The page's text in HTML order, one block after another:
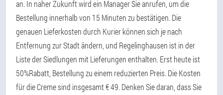
an. In naher Zukunft wird ein Manager Sie anrufen, um die
Bestellung innerhalb von 15 Minuten zu bestätigen. Die
genauen Lieferkosten durch Kurier können sich je nach
Entfernung zur Stadt ändern, und Regelinghausen ist in der
Liste der Siedlungen mit Lieferungen enthalten. Erst heute ist
50%Rabatt, Bestellung zu einem reduzierten Preis. Die Kosten
für die Creme sind insgesamt € 49. Denken Sie daran, dass Sie